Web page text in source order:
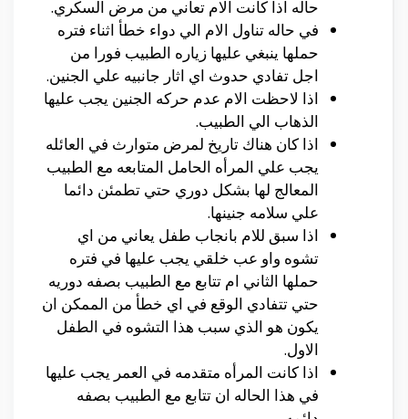
حاله اذا كانت الام تعاني من مرض السكري.
في حاله تناول الام الي دواء خطأ اثناء فتره
حملها ينبغي عليها زياره الطبيب فورا من
اجل تفادي حدوث اي اثار جانبيه علي الجنين.
اذا لاحظت الام عدم حركه الجنين يجب عليها
الذهاب الي الطبيب.
اذا كان هناك تاريخ لمرض متوارث في العائله
يجب علي المرأه الحامل المتابعه مع الطبيب
المعالج لها بشكل دوري حتي تطمئن دائما
علي سلامه جنينها.
اذا سبق للام بانجاب طفل يعاني من اي
تشوه واو عب خلقي يجب عليها في فتره
حملها الثاني ام تتابع مع الطبيب بصفه دوريه
حتي تتفادي الوقع في اي خطأ من الممكن ان
يكون هو الذي سبب هذا التشوه في الطفل
الاول.
اذا كانت المرأه متقدمه في العمر يجب عليها
في هذا الحاله ان تتابع مع الطبيب بصفه